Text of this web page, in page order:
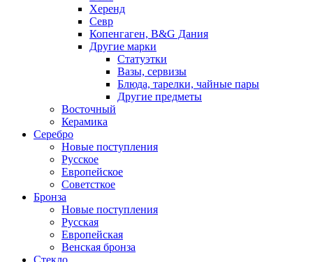
Херенд
Севр
Копенгаген, B&G Дания
Другие марки
Статуэтки
Вазы, сервизы
Блюда, тарелки, чайные пары
Другие предметы
Восточный
Керамика
Серебро
Новые поступления
Русское
Европейское
Советсткое
Бронза
Новые поступления
Русская
Европейская
Венская бронза
Стекло